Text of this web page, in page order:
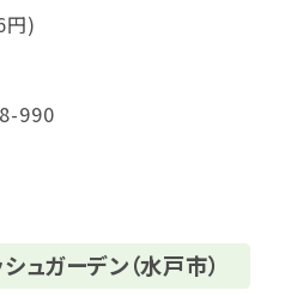
円)
990
ュガーデン（水戸市）